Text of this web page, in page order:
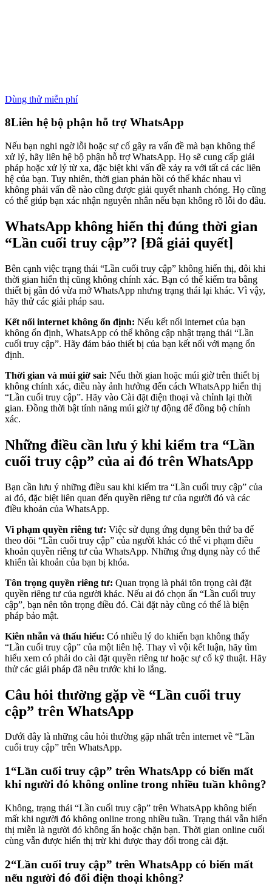
Dùng thử miễn phí
8Liên hệ bộ phận hỗ trợ WhatsApp
Nếu bạn nghi ngờ lỗi hoặc sự cố gây ra vấn đề mà bạn không thể
xử lý, hãy liên hệ bộ phận hỗ trợ WhatsApp. Họ sẽ cung cấp giải
pháp hoặc xử lý từ xa, đặc biệt khi vấn đề xảy ra với tất cả các liên
hệ của bạn. Tuy nhiên, thời gian phản hồi có thể khác nhau vì
không phải vấn đề nào cũng được giải quyết nhanh chóng. Họ cũng
có thể giúp bạn xác nhận nguyên nhân nếu bạn không rõ lỗi do đâu.
WhatsApp không hiển thị đúng thời gian
“Lần cuối truy cập”? [Đã giải quyết]
Bên cạnh việc trạng thái “Lần cuối truy cập” không hiển thị, đôi khi
thời gian hiển thị cũng không chính xác. Bạn có thể kiểm tra bằng
thiết bị gần đó vừa mở WhatsApp nhưng trạng thái lại khác. Vì vậy,
hãy thử các giải pháp sau.
Kết nối internet không ổn định: Nếu kết nối internet của bạn
không ổn định, WhatsApp có thể không cập nhật trạng thái “Lần
cuối truy cập”. Hãy đảm bảo thiết bị của bạn kết nối với mạng ổn
định.
Thời gian và múi giờ sai: Nếu thời gian hoặc múi giờ trên thiết bị
không chính xác, điều này ảnh hưởng đến cách WhatsApp hiển thị
“Lần cuối truy cập”. Hãy vào Cài đặt điện thoại và chỉnh lại thời
gian. Đồng thời bật tính năng múi giờ tự động để đồng bộ chính
xác.
Những điều cần lưu ý khi kiểm tra “Lần
cuối truy cập” của ai đó trên WhatsApp
Bạn cần lưu ý những điều sau khi kiểm tra “Lần cuối truy cập” của
ai đó, đặc biệt liên quan đến quyền riêng tư của người đó và các
điều khoản của WhatsApp.
Vi phạm quyền riêng tư: Việc sử dụng ứng dụng bên thứ ba để
theo dõi “Lần cuối truy cập” của người khác có thể vi phạm điều
khoản quyền riêng tư của WhatsApp. Những ứng dụng này có thể
khiến tài khoản của bạn bị khóa.
Tôn trọng quyền riêng tư: Quan trọng là phải tôn trọng cài đặt
quyền riêng tư của người khác. Nếu ai đó chọn ẩn “Lần cuối truy
cập”, bạn nên tôn trọng điều đó. Cài đặt này cũng có thể là biện
pháp bảo mật.
Kiên nhẫn và thấu hiểu: Có nhiều lý do khiến bạn không thấy
“Lần cuối truy cập” của một liên hệ. Thay vì vội kết luận, hãy tìm
hiểu xem có phải do cài đặt quyền riêng tư hoặc sự cố kỹ thuật. Hãy
thử các giải pháp đã nêu trước khi lo lắng.
Câu hỏi thường gặp về “Lần cuối truy
cập” trên WhatsApp
Dưới đây là những câu hỏi thường gặp nhất trên internet về “Lần
cuối truy cập” trên WhatsApp.
1“Lần cuối truy cập” trên WhatsApp có biến mất
khi người đó không online trong nhiều tuần không?
Không, trạng thái “Lần cuối truy cập” trên WhatsApp không biến
mất khi người đó không online trong nhiều tuần. Trạng thái vẫn hiển
thị miễn là người đó không ẩn hoặc chặn bạn. Thời gian online cuối
cùng vẫn được hiển thị trừ khi được thay đổi trong cài đặt.
2“Lần cuối truy cập” trên WhatsApp có biến mất
nếu người đó đổi điện thoại không?